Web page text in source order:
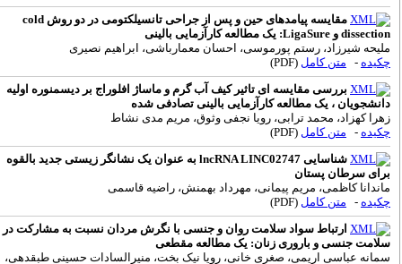
مقایسه پیامدهای حین و پس از جراحی تانسیلکتومی در دو روش cold
dissection و LigaSure: یک مطالعه کارآزمایی بالینی
ملیحه شیرزاد، رستم پورموسی، احسان معمارباشی، ابراهیم نصیری
چکیده - متن کامل(PDF)
بررسی مقایسه ای تاثیر کیف آب گرم و ماساژ افلوراج بر دیسمنوره اولیه
دانشجویان ، یک مطالعه کارآزمایی بالینی تصادفی شده
زهرا کهزاد، محمد ترابی، رویا نجفی وثوق، مریم مدی نشاط
چکیده - متن کامل(PDF)
شناسایی lncRNA LINC02747 به عنوان یک نشانگر زیستی جدید بالقوه
برای سرطان پستان
ماندانا کاظمی، مریم پیمانی، مهرداد بهمنش، راضیه قاسمی
چکیده - متن کامل(PDF)
ارتباط سواد سلامت روان و جنسی با نگرش مردان نسبت به مشارکت در
سلامت جنسی و باروری زنان: یک مطالعه مقطعی
سمانه عباسی اریمی، صغری خانی، رویا نیک بخت، منیرالسادات حسینی طبقدهی،